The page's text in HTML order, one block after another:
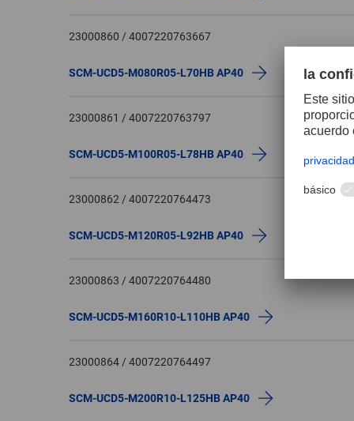
23000860 / 4007220763667
SCM-UCD5-M080R05-L70HB AP40
23000861 / 4007220763797
SCM-UCD5-M100R05-L78HB AP40
23000862 / 4007220764473
SCM-UCD5-M120R05-L92HB AP40
23000863 / 4007220764480
SCM-UCD5-M160R10-L110HB AP40
23000864 / 4007220764497
SCM-UCD5-M200R10-L125HB AP40